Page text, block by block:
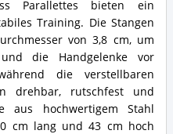
Parallettes bieten ein
Training. Die Stangen
von 3,8 cm, um
die Handgelenke vor
die verstellbaren
drehbar, rutschfest und
aus hochwertigem Stahl
cm lang und 43 cm hoch